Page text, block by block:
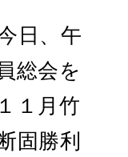
日、午
総会を
１月竹
固勝利